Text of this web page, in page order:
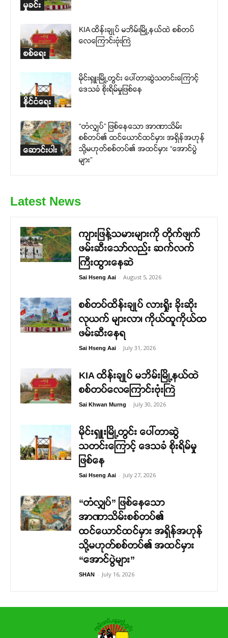
မှုခင်း
စစ်ရေး
KIA ထိန်းချုပ် မဘိမ်းမြို့နယ်ထဲ စစ်တပ်
လေကြောင်းဗုံးကြဲ
နိုင်ငံရေး
မိုင်းရှူးမြို့တွင်း ပေါ်တာဆွဲသတင်းကြောင့်
ဒေသခံ စိုးရိမ်မှုဖြစ်နေ
ဆောင်းပါး
“တံလျှပ်” ဖြစ်နေသော အာဏာသိမ်း
စစ်တပ်၏ ထင်ယောင်ထင်မှား အရှိန်အဟုန်
သို့မဟုတ်စစ်တပ်၏ အထင်မှား “အောင်ပွဲ
များ”
Latest News
ကျားဖြန့်သမားများကို တိုက်ဖျက်
ဖမ်းဆီးသော်လည်း ဆက်လက်
ကြီးထွားနေဆဲ
Sai Hseng Aai - August 5, 2026
စစ်တပ်ထိန်းချုပ် လားရှိုး ခိုးဆိုး
လုယက် များလာ၊ ကိုယ်ထူကိုယ်ထ
ဖမ်းဆီးနေရ
Sai Hseng Aai - July 31, 2026
KIA ထိန်းချုပ် မဘိမ်းမြို့နယ်ထဲ
စစ်တပ်လေကြောင်းဗုံးကြဲ
Sai Khwan Murng - July 30, 2026
မိုင်းရှူးမြို့တွင်း ပေါ်တာဆွဲ
သတင်းကြောင့် ဒေသခံ စိုးရိမ်မှု
ဖြစ်နေ
Sai Hseng Aai - July 27, 2026
“တံလျှပ်” ဖြစ်နေသော
အာဏာသိမ်းစစ်တပ်၏
ထင်ယောင်ထင်မှား အရှိန်အဟုန်
သို့မဟုတ်စစ်တပ်၏ အထင်မှား
“အောင်ပွဲများ”
SHAN - July 16, 2026